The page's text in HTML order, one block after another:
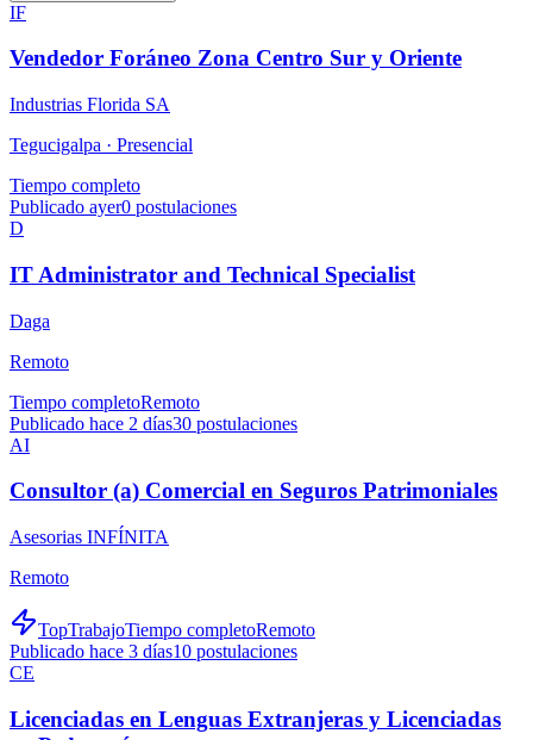
IF
Vendedor Foráneo Zona Centro Sur y Oriente
Industrias Florida SA
Tegucigalpa · Presencial
Tiempo completo
Publicado ayer0 postulaciones
D
IT Administrator and Technical Specialist
Daga
Remoto
Tiempo completoRemoto
Publicado hace 2 días30 postulaciones
AI
Consultor (a) Comercial en Seguros Patrimoniales
Asesorias INFÍNITA
Remoto
TopTrabajoTiempo completoRemoto
Publicado hace 3 días10 postulaciones
CE
Licenciadas en Lenguas Extranjeras y Licenciadas